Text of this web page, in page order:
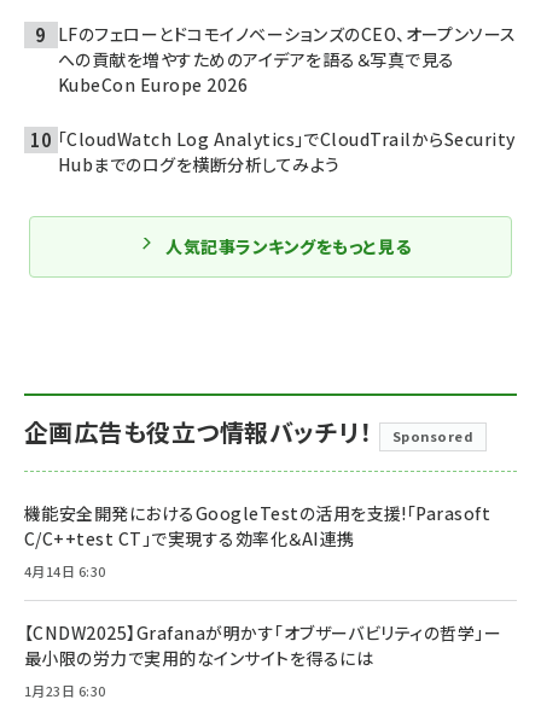
LFのフェローとドコモイノベーションズのCEO、オープンソース
への貢献を増やすためのアイデアを語る＆写真で見る
KubeCon Europe 2026
「CloudWatch Log Analytics」でCloudTrailからSecurity
Hubまでのログを横断分析してみよう
人気記事ランキングをもっと見る
企画広告も役立つ情報バッチリ！ Sponsored
機能安全開発におけるGoogleTestの活用を支援!「Parasoft
C/C++test CT」で実現する効率化＆AI連携
4月14日 6:30
【CNDW2025】Grafanaが明かす「オブザーバビリティの哲学」ー
最小限の労力で実用的なインサイトを得るには
1月23日 6:30